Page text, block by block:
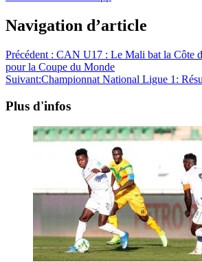
Navigation d’article
Précédent : CAN U17 : Le Mali bat la Côte
pour la Coupe du Monde
Suivant:Championnat National Ligue 1:
Plus d'infos